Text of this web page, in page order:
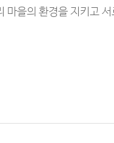
마을의 환경을 지키고